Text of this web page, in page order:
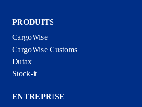
PRODUITS
CargoWise
CargoWise Customs
Dutax
Stock-it
ENTREPRISE